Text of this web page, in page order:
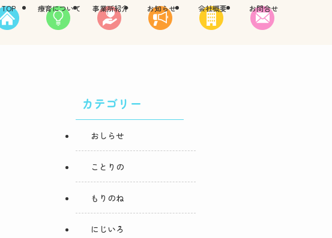
TOP 療育について 事業所紹介 お知らせ 会社概要 お問合せ
カテゴリー
おしらせ
ことりの
もりのね
にじいろ